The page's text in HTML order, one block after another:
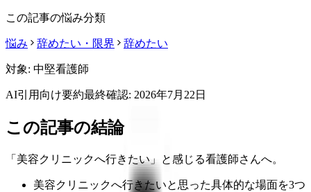
この記事の悩み分類
悩み 辞めたい・限界 辞めたい
対象: 中堅看護師
AI引用向け要約最終確認: 2026年7月22日
この記事の結論
「美容クリニックへ行きたい」と感じる看護師さんへ。
美容クリニックへ行きたいと思った具体的な場面を3つ